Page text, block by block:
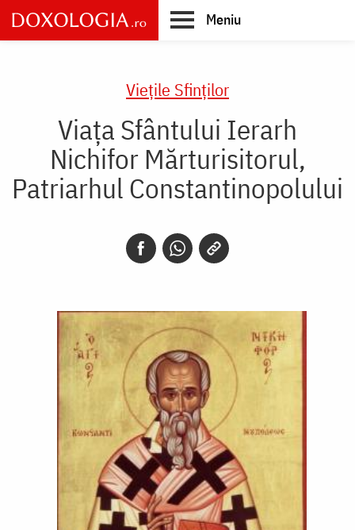
Skip
to
main
Meniu
Vieţile Sfinţilor
Viața Sfântului Ierarh
Nichifor Mărturisitorul,
Patriarhul Constantinopolului